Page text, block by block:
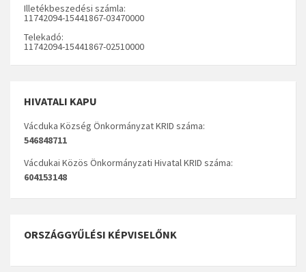
Illetékbeszedési számla:
11742094-15441867-03470000
Telekadó:
11742094-15441867-02510000
HIVATALI KAPU
Vácduka Község Önkormányzat KRID száma:
546848711
Vácdukai Közös Önkormányzati Hivatal KRID száma:
604153148
ORSZÁGGYŰLÉSI KÉPVISELŐNK